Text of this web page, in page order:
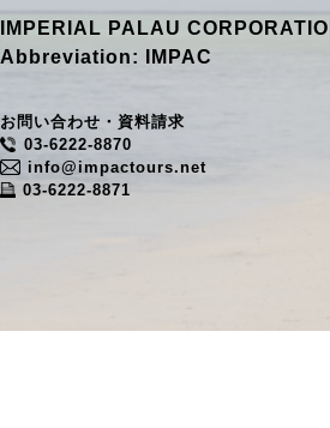
IMPERIAL PALAU
Abbreviation: IMPAC
お問い合わせ・資料請求
03-6222-8870
info@impactours.net
03-6222-8871